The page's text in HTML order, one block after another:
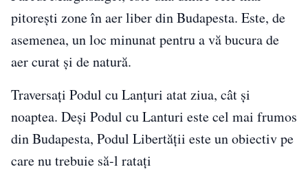
pitorești zone în aer liber din Budapesta. Este, de
asemenea, un loc minunat pentru a vă bucura de
aer curat și de natură.
Traversați Podul cu Lanțuri atat ziua, cât și
noaptea. Deși Podul cu Lanturi este cel mai frumos
din Budapesta, Podul Libertății este un obiectiv pe
care nu trebuie să-l ratați